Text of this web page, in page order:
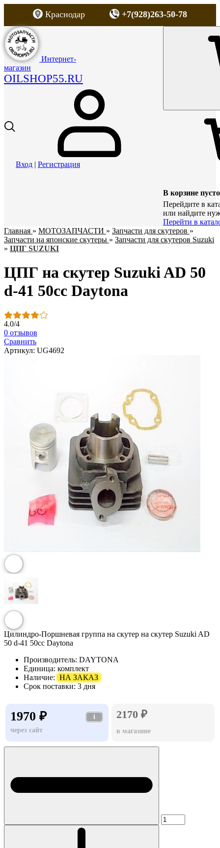
Краснодар +7(928)263-50-78
Интернет-
магазин
OILSHOP55.RU
Вход | Регистрация
В корзине пусто
Перейдите в
или найдите
Перейти в
Главная » МОТОЗАПЧАСТИ » Запчасти для скутеров »
Запчасти на японские скутеры » Запчасти для скутеров Suzuki
» ЦПГ SUZUKI
ЦПГ на скутер Suzuki AD 50
d-41 50сс Daytona
4.0/4
0 отзывов
Сравнить
Артикул: UG4692
Цилиндро-Поршневая группа на скутер на скутер Suzuki AD
50 d-41 50сс Daytona
Производитель: DAYTONA
Единица: комплект
Наличие: НА ЗАКАЗ
Срок поставки: 3 дня
1970 ₽
i
через сайт
2170 ₽
в магазине